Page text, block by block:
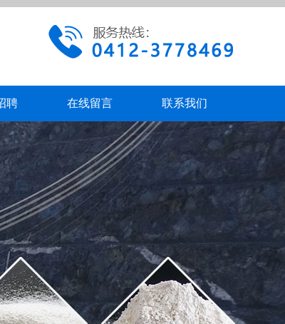
聘 在线留言 联系我们